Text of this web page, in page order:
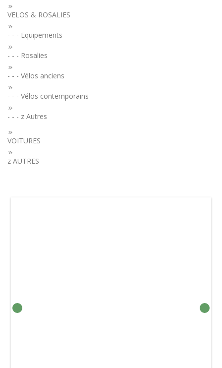
VELOS & ROSALIES
- - - Equipements
- - - Rosalies
- - - Vélos anciens
- - - Vélos contemporains
- - - z Autres
VOITURES
z AUTRES